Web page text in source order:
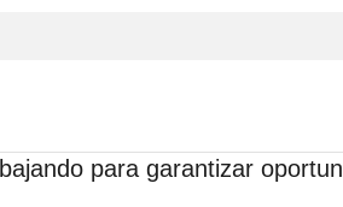
para garantizar